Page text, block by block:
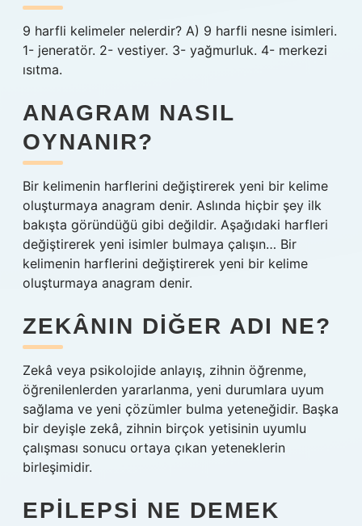
9 harfli kelimeler nelerdir? A) 9 harfli nesne isimleri.
1- jeneratör. 2- vestiyer. 3- yağmurluk. 4- merkezi
ısıtma.
ANAGRAM NASIL
OYNANIR?
Bir kelimenin harflerini değiştirerek yeni bir kelime
oluşturmaya anagram denir. Aslında hiçbir şey ilk
bakışta göründüğü gibi değildir. Aşağıdaki harfleri
değiştirerek yeni isimler bulmaya çalışın… Bir
kelimenin harflerini değiştirerek yeni bir kelime
oluşturmaya anagram denir.
ZEKÂNIN DIĞER ADI NE?
Zekâ veya psikolojide anlayış, zihnin öğrenme,
öğrenilenlerden yararlanma, yeni durumlara uyum
sağlama ve yeni çözümler bulma yeteneğidir. Başka
bir deyişle zekâ, zihnin birçok yetisinin uyumlu
çalışması sonucu ortaya çıkan yeteneklerin
birleşimidir.
EPILEPSI NE DEMEK